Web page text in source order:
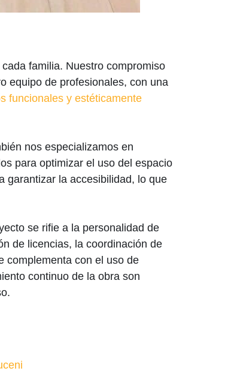
familia. Nuestro compromiso
equipo de profesionales, con una
funcionales y estéticamente
nos especializamos en
para optimizar el uso del espacio
garantizar la accesibilidad, lo que
se rifie a la personalidad de
de licencias, la coordinación de
complementa con el uso de
continuo de la obra son